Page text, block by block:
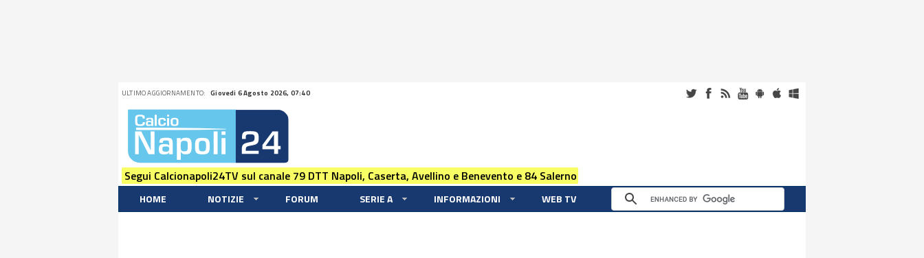
ULTIMO AGGIORNAMENTO: Giovedi 6 Agosto 2026, 07:40
Segui Calcionapoli24TV sul canale 79 DTT Napoli, Caserta, Avellino e Benevento e 84 Salerno
HOME NOTIZIE FORUM SERIE A INFORMAZIONI WEB TV